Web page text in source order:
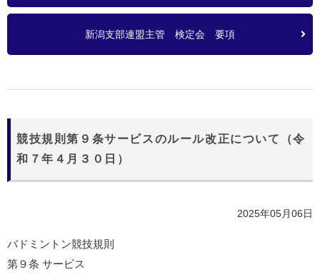
新潟支部連盟主管 検定会 要項
競技規則第９条サービスのルール改正について（令
和７年４月３０日）
2025年05月06日
バドミントン競技規則
第９条 サービス